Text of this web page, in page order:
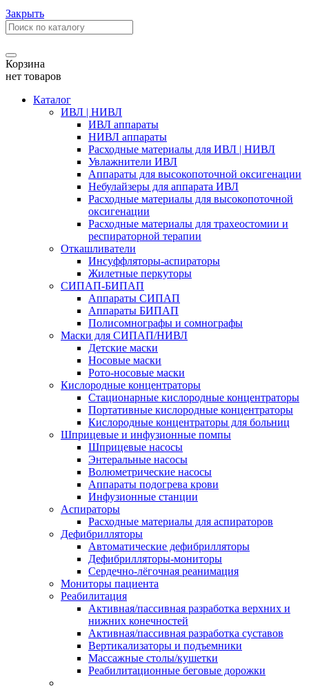
Закрыть
Корзина
нет товаров
Каталог
ИВЛ | НИВЛ
ИВЛ аппараты
НИВЛ аппараты
Расходные материалы для ИВЛ | НИВЛ
Увлажнители ИВЛ
Аппараты для высокопоточной оксигенации
Небулайзеры для аппарата ИВЛ
Расходные материалы для высокопоточной
оксигенации
Расходные материалы для трахеостомии и
респираторной терапии
Откашливатели
Инсуффляторы-аспираторы
Жилетные перкуторы
CИПАП-БИПАП
Аппараты СИПАП
Аппараты БИПАП
Полисомнографы и сомнографы
Маски для СИПАП/НИВЛ
Детские маски
Носовые маски
Рото-носовые маски
Кислородные концентраторы
Стационарные кислородные концентраторы
Портативные кислородные концентраторы
Кислородные концентраторы для больниц
Шприцевые и инфузионные помпы
Шприцевые насосы
Энтеральные насосы
Волюметрические насосы
Аппараты подогрева крови
Инфузионные станции
Аспираторы
Расходные материалы для аспираторов
Дефибрилляторы
Автоматические дефибрилляторы
Дефибрилляторы-мониторы
Сердечно-лёгочная реанимация
Мониторы пациента
Реабилитация
Активная/пассивная разработка верхних и
нижних конечностей
Активная/пассивная разработка суставов
Вертикализаторы и подъемники
Массажные столы/кушетки
Реабилитационные беговые дорожки